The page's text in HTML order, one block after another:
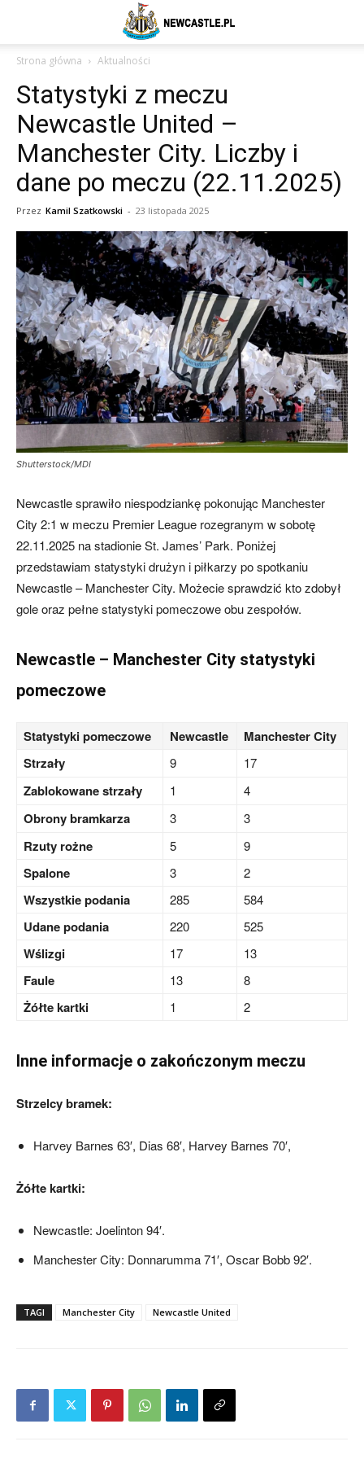
United
(transfery,
mecze,
skład)
Newcastle.pl
Strona główna Aktualności
Statystyki z meczu
Newcastle United –
Manchester City. Liczby i
dane po meczu (22.11.2025)
Przez Kamil Szatkowski - 23 listopada 2025
Shutterstock/MDI
Newcastle sprawiło niespodziankę pokonując Manchester
City 2:1 w meczu Premier League rozegranym w sobotę
22.11.2025 na stadionie St. James’ Park. Poniżej
przedstawiam statystyki drużyn i piłkarzy po spotkaniu
Newcastle – Manchester City. Możecie sprawdzić kto zdobył
gole oraz pełne statystyki pomeczowe obu zespołów.
Newcastle – Manchester City statystyki
pomeczowe
Statystyki pomeczowe Newcastle
Manchester City
Strzały
9 17
Zablokowane strzały 1 4
Obrony bramkarza 3 3
Rzuty rożne 5 9
Spalone 3 2
Wszystkie podania 285 584
Udane podania 220 525
Wślizgi 17 13
Faule 13 8
Żółte kartki 1 2
Inne informacje o zakończonym meczu
Strzelcy bramek:
Harvey Barnes 63′, Dias 68′, Harvey Barnes 70′,
Żółte kartki:
Newcastle: Joelinton 94′.
Manchester City: Donnarumma 71′, Oscar Bobb 92′.
TAGI Manchester City Newcastle United